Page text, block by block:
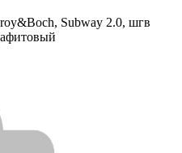
Subway 2.0, шгв